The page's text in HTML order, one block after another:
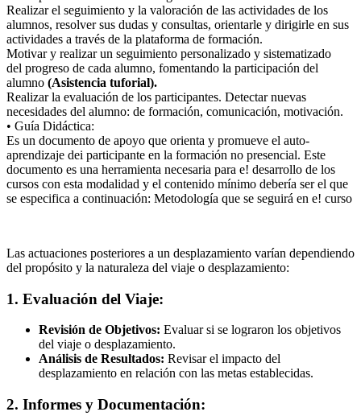
Realizar el seguimiento y la valoración de las actividades de los
alumnos, resolver sus dudas y consultas, orientarle y dirigirle en sus
actividades a través de la plataforma de formación.
Motivar y realizar un seguimiento personalizado y sistematizado
del progreso de cada alumno, fomentando la participación del
alumno (Asistencia tuforial).
Realizar la evaluación de los participantes. Detectar nuevas
necesidades del alumno: de formación, comunicación, motivación.
• Guía Didáctica:
Es un documento de apoyo que orienta y promueve el auto-
aprendizaje dei participante en la formación no presencial. Este
documento es una herramienta necesaria para e! desarrollo de los
cursos con esta modalidad y el contenido mínimo debería ser el que
se especifica a continuación: Metodología que se seguirá en e! curso
Las actuaciones posteriores a un desplazamiento varían dependiendo
del propósito y la naturaleza del viaje o desplazamiento:
1. Evaluación del Viaje:
Revisión de Objetivos: Evaluar si se lograron los objetivos
del viaje o desplazamiento.
Análisis de Resultados: Revisar el impacto del
desplazamiento en relación con las metas establecidas.
2. Informes y Documentación: